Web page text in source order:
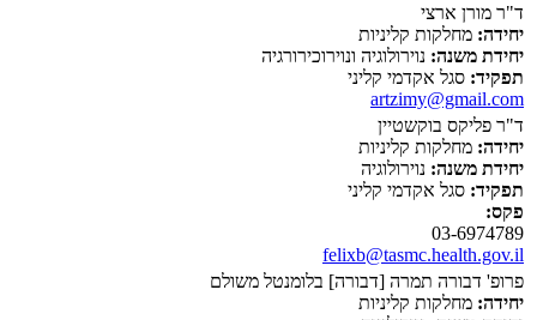
ד"ר מורן ארצי
יחידה: מחלקות קליניות
יחידת משנה: נוירולוגיה ונוירוכירורגיה
תפקיד: סגל אקדמי קליני
artzimy@gmail.com
ד"ר פליקס בוקשטיין
יחידה: מחלקות קליניות
יחידת משנה: נוירולוגיה
תפקיד: סגל אקדמי קליני
פקס:
03-6974789
felixb@tasmc.health.gov.il
פרופ' דבורה תמרה [דבורה] בלומנטל משולם
יחידה: מחלקות קליניות